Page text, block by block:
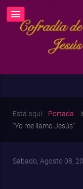
Está aquí: Portada
"Yo me llamo Jesús"
Sábado, Agosto 08,